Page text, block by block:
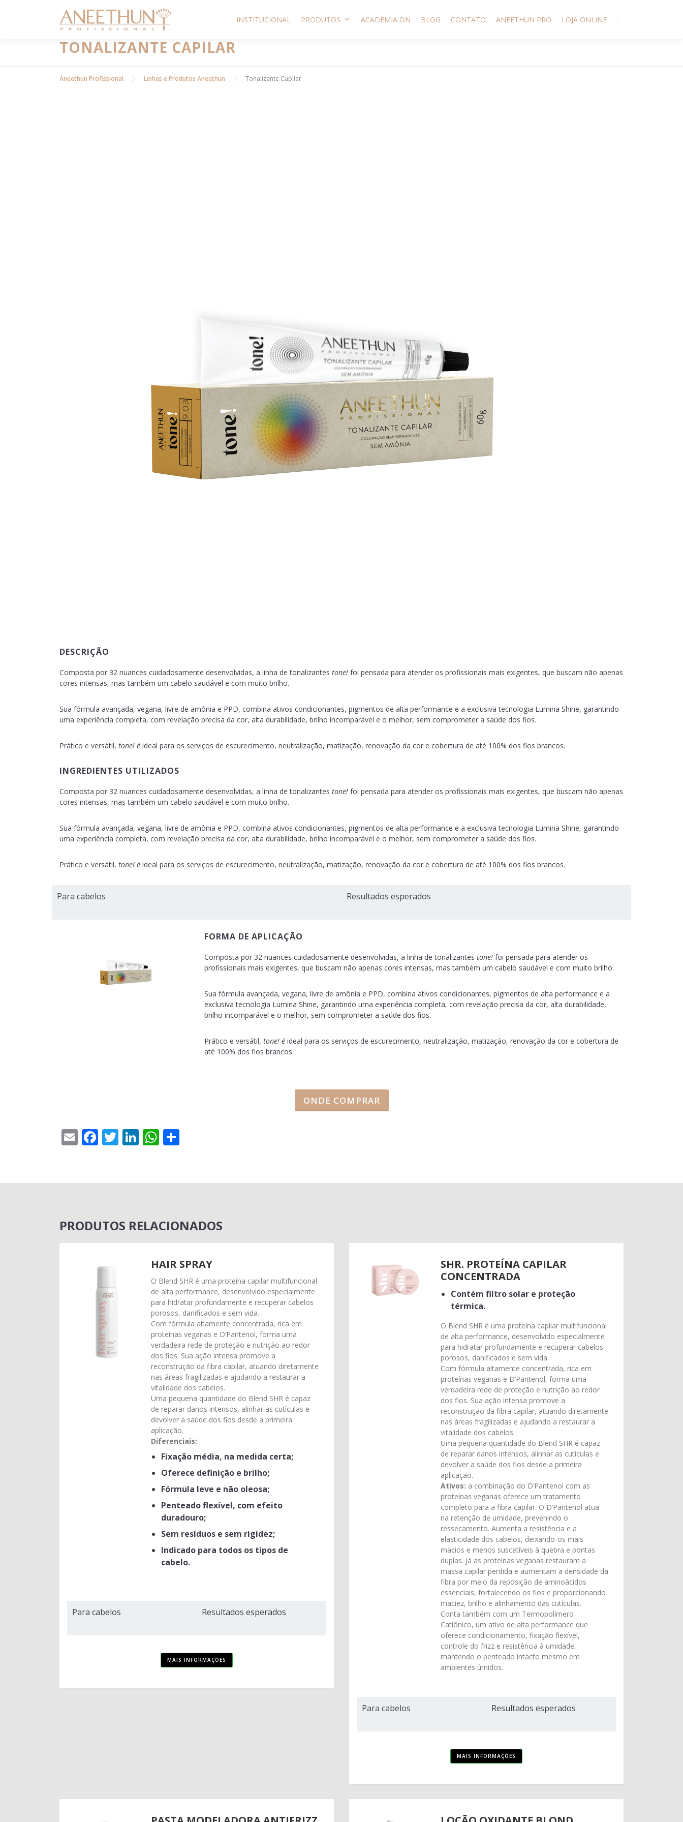
INSTITUCIONAL PRODUTOS ACADEMIA ON BLOG CONTATO ANEETHUN PRO LOJA ONLINE .
TONALIZANTE CAPILAR
Aneethun Profissional Linhas e Produtos Aneethun Tonalizante Capilar
DESCRIÇÃO
Composta por 32 nuances cuidadosamente desenvolvidas, a linha de tonalizantes tone! foi pensada para atender os profissionais mais exigentes, que buscam não apenas
cores intensas, mas também um cabelo saudável e com muito brilho.
Sua fórmula avançada, vegana, livre de amônia e PPD, combina ativos condicionantes, pigmentos de alta performance e a exclusiva tecnologia Lumina Shine, garantindo
uma experiência completa, com revelação precisa da cor, alta durabilidade, brilho incomparável e o melhor, sem comprometer a saúde dos fios.
Prático e versátil, tone! é ideal para os serviços de escurecimento, neutralização, matização, renovação da cor e cobertura de até 100% dos fios brancos.
INGREDIENTES UTILIZADOS
Composta por 32 nuances cuidadosamente desenvolvidas, a linha de tonalizantes tone! foi pensada para atender os profissionais mais exigentes, que buscam não apenas
cores intensas, mas também um cabelo saudável e com muito brilho.
Sua fórmula avançada, vegana, livre de amônia e PPD, combina ativos condicionantes, pigmentos de alta performance e a exclusiva tecnologia Lumina Shine, garantindo
uma experiência completa, com revelação precisa da cor, alta durabilidade, brilho incomparável e o melhor, sem comprometer a saúde dos fios.
Prático e versátil, tone! é ideal para os serviços de escurecimento, neutralização, matização, renovação da cor e cobertura de até 100% dos fios brancos.
Para cabelos Resultados esperados
FORMA DE APLICAÇÃO
Composta por 32 nuances cuidadosamente desenvolvidas, a linha de tonalizantes tone! foi pensada para atender os
profissionais mais exigentes, que buscam não apenas cores intensas, mas também um cabelo saudável e com muito brilho.
Sua fórmula avançada, vegana, livre de amônia e PPD, combina ativos condicionantes, pigmentos de alta performance e a
exclusiva tecnologia Lumina Shine, garantindo uma experiência completa, com revelação precisa da cor, alta durabilidade,
brilho incomparável e o melhor, sem comprometer a saúde dos fios.
Prático e versátil, tone! é ideal para os serviços de escurecimento, neutralização, matização, renovação da cor e cobertura de
até 100% dos fios brancos.
ONDE COMPRAR
EmailFacebook
Twitter
LinkedIn
WhatsApp
PRODUTOS RELACIONADOS
HAIR SPRAY
O Blend SHR é uma proteína capilar multifuncional
de alta performance, desenvolvido especialmente
para hidratar profundamente e recuperar cabelos
porosos, danificados e sem vida.
Com fórmula altamente concentrada, rica em
proteínas veganas e D’Pantenol, forma uma
verdadeira rede de proteção e nutrição ao redor
dos fios. Sua ação intensa promove a
reconstrução da fibra capilar, atuando diretamente
nas áreas fragilizadas e ajudando a restaurar a
vitalidade dos cabelos.
Uma pequena quantidade do Blend SHR é capaz
de reparar danos intensos, alinhar as cutículas e
devolver a saúde dos fios desde a primeira
aplicação.
Diferenciais:
Fixação média, na medida certa;
Oferece definição e brilho;
Fórmula leve e não oleosa;
Penteado flexível, com efeito
duradouro;
Sem resíduos e sem rigidez;
Indicado para todos os tipos de
cabelo.
Para cabelos Resultados esperados
MAIS INFORMAÇÕES
SHR. PROTEÍNA CAPILAR
CONCENTRADA
Contém filtro solar e proteção
térmica.
O Blend SHR é uma proteína capilar multifuncional
de alta performance, desenvolvido especialmente
para hidratar profundamente e recuperar cabelos
porosos, danificados e sem vida.
Com fórmula altamente concentrada, rica em
proteínas veganas e D’Pantenol, forma uma
verdadeira rede de proteção e nutrição ao redor
dos fios. Sua ação intensa promove a
reconstrução da fibra capilar, atuando diretamente
nas áreas fragilizadas e ajudando a restaurar a
vitalidade dos cabelos.
Uma pequena quantidade do Blend SHR é capaz
de reparar danos intensos, alinhar as cutículas e
devolver a saúde dos fios desde a primeira
aplicação.
Ativos: a combinação do D’Pantenol com as
proteínas veganas oferece um tratamento
completo para a fibra capilar. O D’Pantenol atua
na retenção de umidade, prevenindo o
ressecamento. Aumenta a resistência e a
elasticidade dos cabelos, deixando-os mais
macios e menos suscetíveis à quebra e pontas
duplas. Já as proteínas veganas restauram a
massa capilar perdida e aumentam a densidade da
fibra por meio da reposição de aminoácidos
essenciais, fortalecendo os fios e proporcionando
maciez, brilho e alinhamento das cutículas.
Conta também com um Termopolímero
Catiônico, um ativo de alta performance que
oferece condicionamento, fixação flexível,
controle do frizz e resistência à umidade,
mantendo o penteado intacto mesmo em
ambientes úmidos.
Para cabelos Resultados esperados
MAIS INFORMAÇÕES